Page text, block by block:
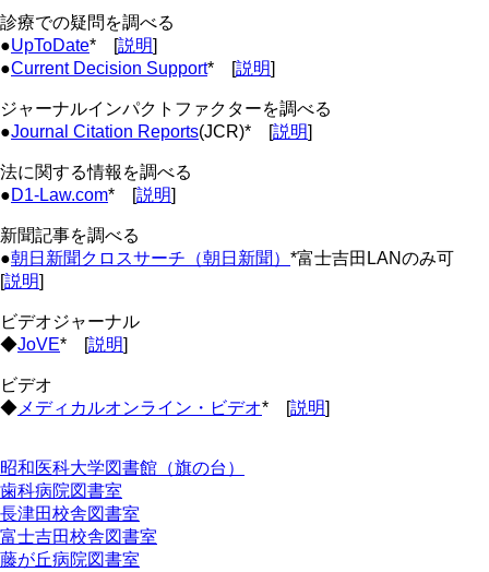
診療での疑問を調べる
●UpToDate* [説明]
●Current Decision Support* [説明]
ジャーナルインパクトファクターを調べる
●Journal Citation Reports(JCR)* [説明]
法に関する情報を調べる
●D1-Law.com* [説明]
新聞記事を調べる
●朝日新聞クロスサーチ（朝日新聞） *富士吉田LANのみ可
[説明]
ビデオジャーナル
◆JoVE* [説明]
ビデオ
◆ メディカルオンライン・ビデオ* [説明]
昭和医科大学図書館（旗の台）
歯科病院図書室
長津田校舎図書室
富士吉田校舎図書室
藤が丘病院図書室